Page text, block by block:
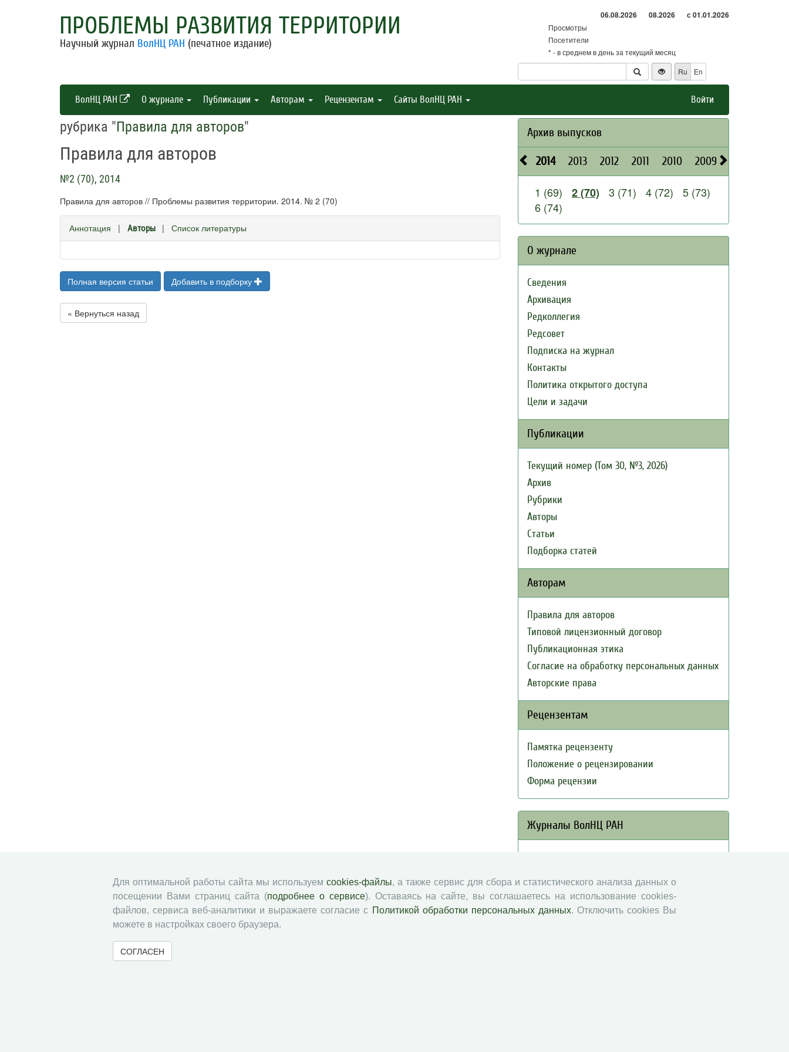
ПРОБЛЕМЫ РАЗВИТИЯ ТЕРРИТОРИИ
Научный журнал ВолНЦ РАН (печатное издание)
06.08.2026 08.2026 с 01.01.2026
Просмотры
Посетители
* - в среднем в день за текущий месяц
Ru
En
ВолНЦ РАН О журнале Публикации Авторам Рецензентам Сайты ВолНЦ РАН Войти
рубрика "Правила для авторов"
Правила для авторов
№2 (70), 2014
Правила для авторов // Проблемы развития территории. 2014. № 2 (70)
Аннотация | Авторы | Список литературы
Полная версия статьи Добавить в подборку
« Вернуться назад
Архив выпусков
2014 2013 2012 2011 2010 2009
1 (69) 2 (70) 3 (71) 4 (72)
5 (73)
6 (74)
О журнале
Сведения
Архивация
Редколлегия
Редсовет
Подписка на журнал
Контакты
Политика открытого доступа
Цели и задачи
Публикации
Текущий номер (Том 30, №3, 2026)
Архив
Рубрики
Авторы
Статьи
Подборка статей
Авторам
Правила для авторов
Типовой лицензионный договор
Публикационная этика
Согласие на обработку персональных данных
Авторские права
Рецензентам
Памятка рецензенту
Положение о рецензировании
Форма рецензии
Журналы ВолНЦ РАН
Вопросы территориального развития
Социальное пространство
Для оптимальной работы сайта мы используем cookies-файлы, а также сервис для сбора и статистического анализа данных о
посещении Вами страниц сайта (подробнее о сервисе). Оставаясь на сайте, вы соглашаетесь на использование cookies-
файлов, сервиса веб-аналитики и выражаете согласие с Политикой обработки персональных данных. Отключить cookies Вы
можете в настройках своего браузера.
СОГЛАСЕН